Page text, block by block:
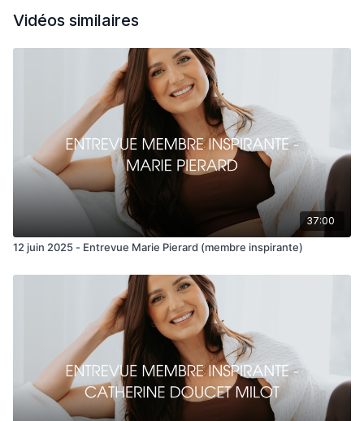
Vidéos similaires
37:00
12 juin 2025 - Entrevue Marie Pierard (membre inspirante)